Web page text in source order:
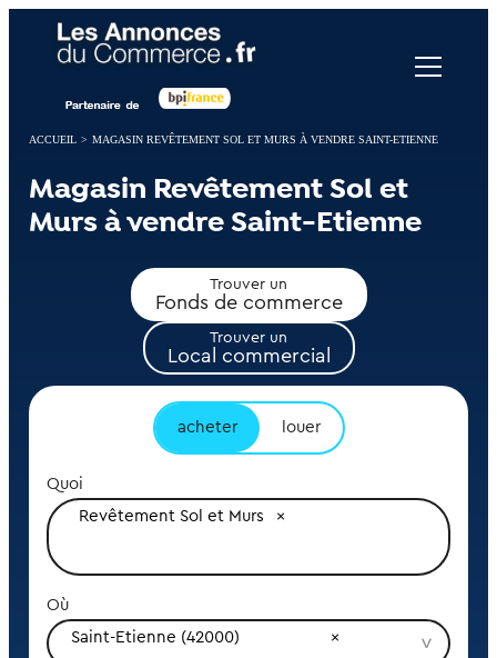
ACCUEIL > MAGASIN REVÊTEMENT SOL ET MURS À VENDRE SAINT-ETIENNE
Magasin Revêtement Sol et
Murs à vendre Saint-Etienne
Trouver un
Fonds de commerce
Trouver un
Local commercial
acheter louer
Quoi
Revêtement Sol et Murs
Où
Saint-Etienne (42000)
Panneau de gestion des cookies